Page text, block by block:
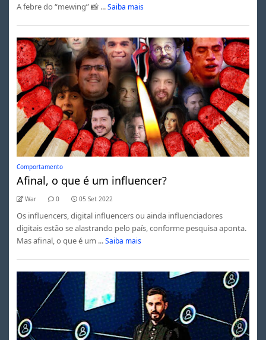
A febre do “mewing” 📸 ... Saiba mais
Comportamento
Afinal, o que é um influencer?
War 0 05 Set 2022
Os influencers, digital influencers ou ainda influenciadores
digitais estão se alastrando pelo país, conforme pesquisa aponta.
Mas afinal, o que é um ... Saiba mais